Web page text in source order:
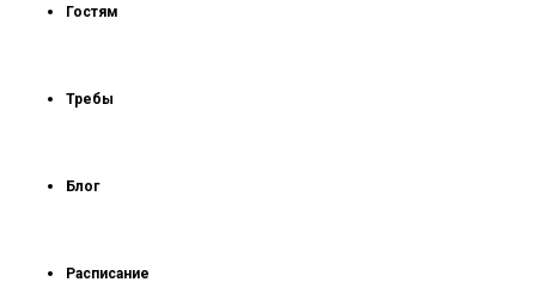
Гостям
Требы
Блог
Расписание